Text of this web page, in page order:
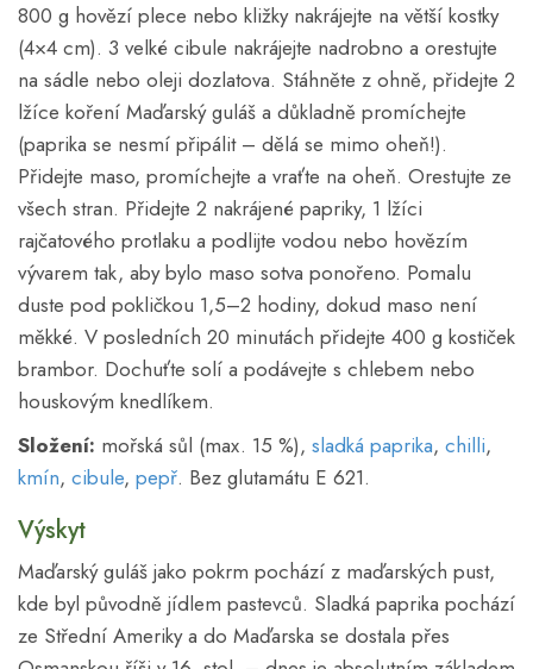
800 g hovězí plece nebo kližky nakrájejte na větší kostky
(4×4 cm). 3 velké cibule nakrájejte nadrobno a orestujte
na sádle nebo oleji dozlatova. Stáhněte z ohně, přidejte 2
lžíce koření Maďarský guláš a důkladně promíchejte
(paprika se nesmí připálit – dělá se mimo oheň!).
Přidejte maso, promíchejte a vraťte na oheň. Orestujte ze
všech stran. Přidejte 2 nakrájené papriky, 1 lžíci
rajčatového protlaku a podlijte vodou nebo hovězím
vývarem tak, aby bylo maso sotva ponořeno. Pomalu
duste pod pokličkou 1,5–2 hodiny, dokud maso není
měkké. V posledních 20 minutách přidejte 400 g kostiček
brambor. Dochuťte solí a podávejte s chlebem nebo
houskovým knedlíkem.
Složení: mořská sůl (max. 15 %), sladká paprika, chilli,
kmín, cibule, pepř. Bez glutamátu E 621.
Výskyt
Maďarský guláš jako pokrm pochází z maďarských pust,
kde byl původně jídlem pastevců. Sladká paprika pochází
ze Střední Ameriky a do Maďarska se dostala přes